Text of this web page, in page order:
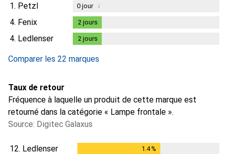
1. Petzl 0jour i
4. Fenix 2 jours
4. Ledlenser 2 jours
Comparer les 22 marques
Taux de retour
Fréquence à laquelle un produit de cette marque est
retourné dans la catégorie « Lampe frontale ».
Source: Digitec Galaxus
12. Ledlenser 1.4%